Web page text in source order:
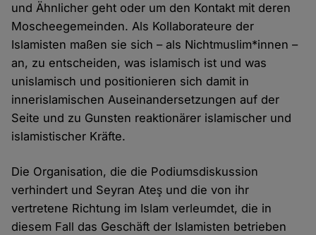
und Ähnlicher geht oder um den Kontakt mit deren
Moscheegemeinden. Als Kollaborateure der
Islamisten maßen sie sich – als Nichtmuslim*innen –
an, zu entscheiden, was islamisch ist und was
unislamisch und positionieren sich damit in
innerislamischen Auseinandersetzungen auf der
Seite und zu Gunsten reaktionärer islamischer und
islamistischer Kräfte.
Die Organisation, die die Podiumsdiskussion
verhindert und Seyran Ateş und die von ihr
vertretene Richtung im Islam verleumdet, die in
diesem Fall das Geschäft der Islamisten betrieben